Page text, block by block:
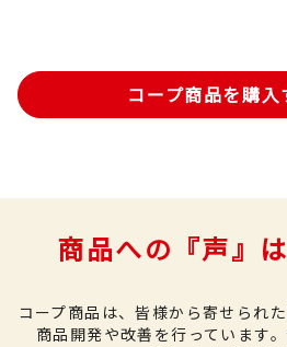
コープ商品を購入
商品への『声』
コープ商品は、皆様から寄せられ
商品開発や改善を行っています。